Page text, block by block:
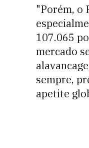
"Porém, o
107.065
mercado
sempre,
apetite